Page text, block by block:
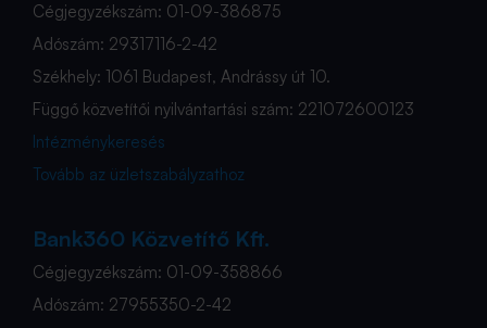
Cégjegyzékszám: 01-09-386875
Adószám: 29317116-2-42
Székhely: 1061 Budapest, Andrássy út 10.
Függő közvetítői nyilvántartási szám: 221072600123
Intézménykeresés
Tovább az üzletszabályzathoz
Bank360 Közvetítő Kft.
Cégjegyzékszám: 01-09-358866
Adószám: 27955350-2-42